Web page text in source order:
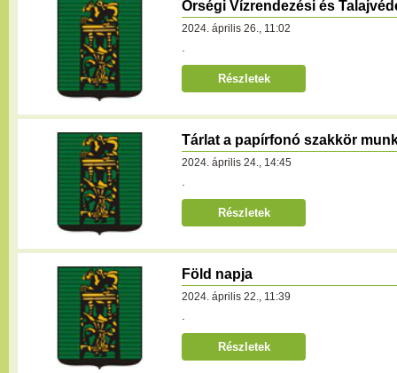
Őrségi Vízrendezési és
2024. április 26., 11:02
Részletek
Tárlat a papírfonó szakkör
2024. április 24., 14:45
Részletek
Föld napja
2024. április 22., 11:39
Részletek